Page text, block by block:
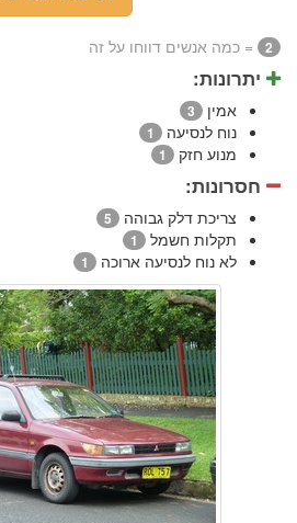
2 = כמה אנשים דווחו על זה
יתרונות:
אמין 3
נוח לנסיעה 1
מנוע חזק 1
חסרונות:
צריכת דלק גבוהה 5
תקלות חשמל 1
לא נוח לנסיעה ארוכה 1